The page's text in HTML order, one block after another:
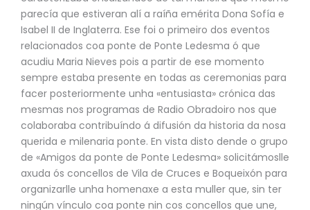
parecía que estiveran alí a raíña emérita Dona Sofía e
Isabel II de Inglaterra. Ese foi o primeiro dos eventos
relacionados coa ponte de Ponte Ledesma ó que
acudiu Maria Nieves pois a partir de ese momento
sempre estaba presente en todas as ceremonias para
facer posteriormente unha «entusiasta» crónica das
mesmas nos programas de Radio Obradoiro nos que
colaboraba contribuíndo á difusión da historia da nosa
querida e milenaria ponte. En vista disto dende o grupo
de «Amigos da ponte de Ponte Ledesma» solicitámoslle
axuda ós concellos de Vila de Cruces e Boqueixón para
organizarlle unha homenaxe a esta muller que, sin ter
ningún vínculo coa ponte nin cos concellos que une,